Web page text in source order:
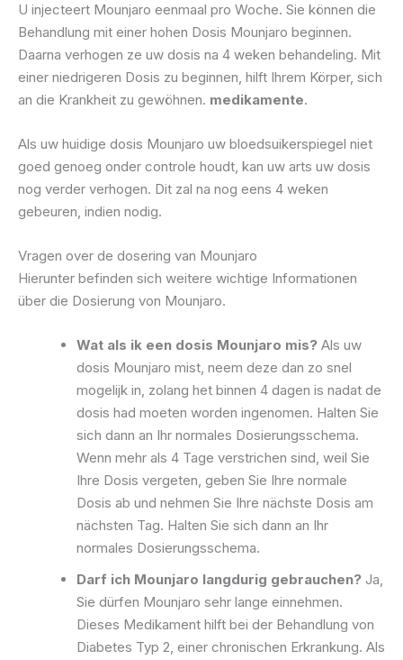
U injecteert Mounjaro eenmaal pro Woche. Sie können die
Behandlung mit einer hohen Dosis Mounjaro beginnen.
Daarna verhogen ze uw dosis na 4 weken behandeling. Mit
einer niedrigeren Dosis zu beginnen, hilft Ihrem Körper, sich
an die Krankheit zu gewöhnen. medikamente.
Als uw huidige dosis Mounjaro uw bloedsuikerspiegel niet
goed genoeg onder controle houdt, kan uw arts uw dosis
nog verder verhogen. Dit zal na nog eens 4 weken
gebeuren, indien nodig.
Vragen over de dosering van Mounjaro
Hierunter befinden sich weitere wichtige Informationen
über die Dosierung von Mounjaro.
Wat als ik een dosis Mounjaro mis? Als uw
dosis Mounjaro mist, neem deze dan zo snel
mogelijk in, zolang het binnen 4 dagen is nadat de
dosis had moeten worden ingenomen. Halten Sie
sich dann an Ihr normales Dosierungsschema.
Wenn mehr als 4 Tage verstrichen sind, weil Sie
Ihre Dosis vergeten, geben Sie Ihre normale
Dosis ab und nehmen Sie Ihre nächste Dosis am
nächsten Tag. Halten Sie sich dann an Ihr
normales Dosierungsschema.
Darf ich Mounjaro langdurig gebrauchen? Ja,
Sie dürfen Mounjaro sehr lange einnehmen.
Dieses Medikament hilft bei der Behandlung von
Diabetes Typ 2, einer chronischen Erkrankung. Als